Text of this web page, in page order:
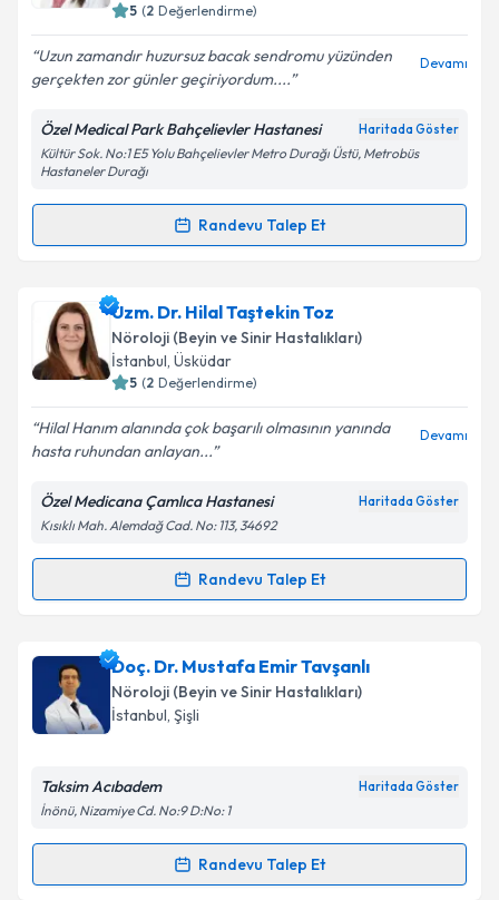
Kişisel verilerimin işlenmesine ilişkin
Aydınlatma
Metni'ni okudum ve kişisel verilerimin belirtilen
kapsamda işlenmesini kabul ediyorum.
Takvim Talebini Gönder
5 (2 Değerlendirme)
Uzun zamandır huzursuz bacak sendromu yüzünden
gerçekten zor günler geçiriyordum....
Devamı
Özel Medical Park Bahçelievler Hastanesi Haritada Göster
Kültür Sok. No:1 E5 Yolu Bahçelievler Metro Durağı Üstü, Metrobüs
Hastaneler Durağı
Randevu Talep Et
Randevu Takvimi Talebi
Prof. Dr. Gülşen Kocamaniçin randevu takvimi
talebi oluşturun. Size bu uzmandan randevu almanız
için bir takvim hazırlandığında e-posta ile
bilgilendireceğiz.
E-posta Adresiniz
Kişisel verilerimin işlenmesine ilişkin
Metni'ni okudum ve kişisel verilerimin belirtilen
kapsamda işlenmesini kabul ediyorum.
Uzm. Dr. Hilal Taştekin Toz
Nöroloji (Beyin ve Sinir Hastalıkları)
İstanbul, Üsküdar
5 (2 Değerlendirme)
Hilal Hanım alanında çok başarılı olmasının yanında
hasta ruhundan anlayan...
Devamı
Özel Medicana Çamlıca Hastanesi Haritada Göster
Kısıklı Mah. Alemdağ Cad. No: 113, 34692
Randevu Talep Et
Randevu Takvimi Talebi
Uzm. Dr. Hilal Taştekin Toziçin randevu takvimi
talebi oluşturun. Size bu uzmandan randevu almanız
için bir takvim hazırlandığında e-posta ile
bilgilendireceğiz.
Kişisel verilerimin işlenmesine ilişkinAydınlatma
Doç. Dr. Mustafa Emir Tavşanlı
Nöroloji (Beyin ve Sinir Hastalıkları)
İstanbul, Şişli
Taksim Acıbadem Haritada Göster
İnönü, Nizamiye Cd. No:9 D:No: 1
Randevu Talep Et
Randevu Takvimi Talebi